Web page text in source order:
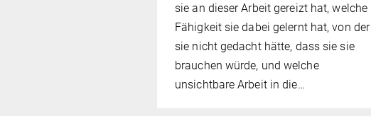
sie an dieser Arbeit gereizt hat, welche
Fähigkeit sie dabei gelernt hat, von der
sie nicht gedacht hätte, dass sie sie
brauchen würde, und welche
unsichtbare Arbeit in die…